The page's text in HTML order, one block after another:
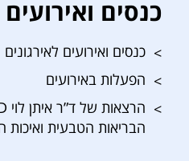
כנסים ואירועים
כנסים ואירועים לאירגונים
הפעלות באירועים
הבריאות הטבעית ואיכות